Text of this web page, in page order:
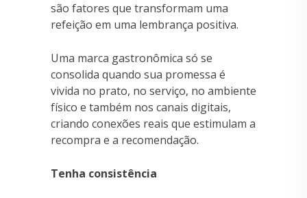
são fatores que transformam uma
refeição em uma lembrança positiva.
Uma marca gastronômica só se
consolida quando sua promessa é
vivida no prato, no serviço, no ambiente
físico e também nos canais digitais,
criando conexões reais que estimulam a
recompra e a recomendação.
Tenha consistência